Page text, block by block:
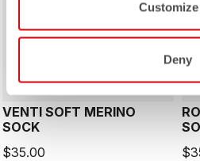
Customize
Deny
VENTI SOFT MERINO
SOCK
$35.00